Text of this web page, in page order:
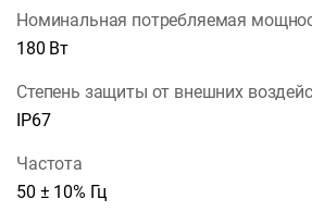
Номинальная потребляемая
180 Вт
Степень защиты от внешних
IP67
Частота
50 ± 10% Гц